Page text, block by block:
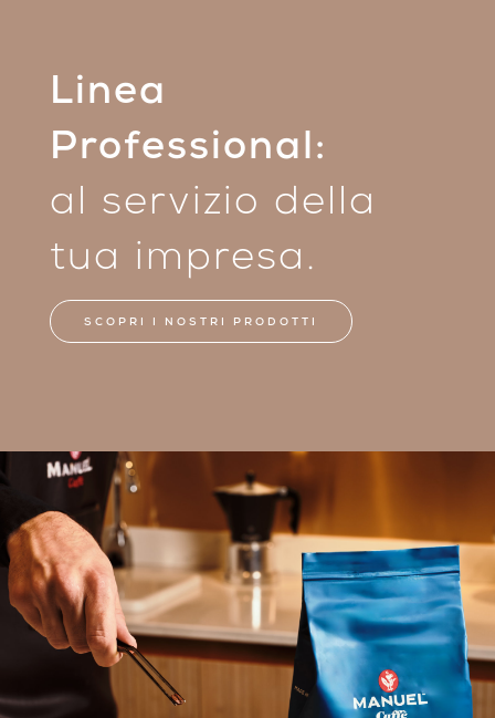
Linea
Professional:
al servizio della
tua impresa.
SCOPRI I NOSTRI PRODOTTI